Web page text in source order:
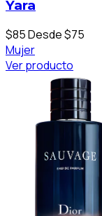
Yara
$85Desde $75
Mujer
Ver producto